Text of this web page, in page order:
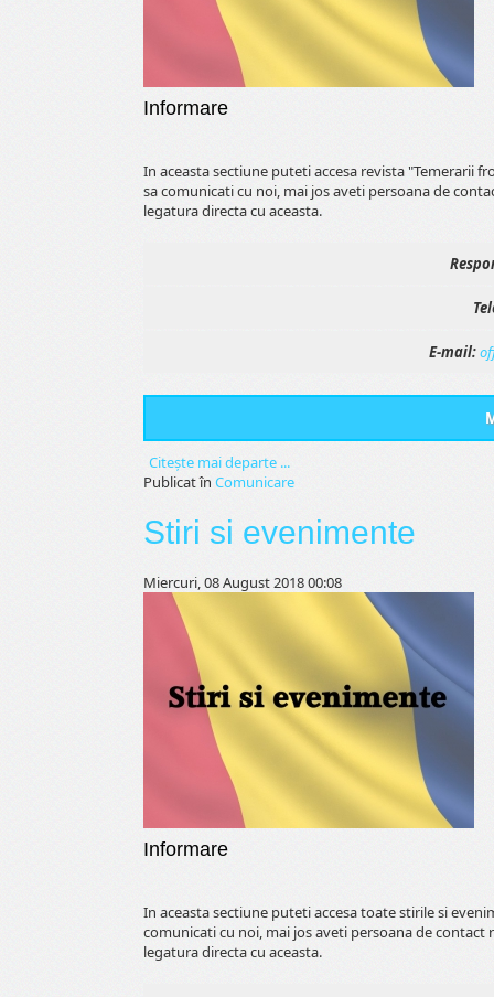
Informare
In aceasta sectiune puteti accesa revista "Temerarii
sa comunicati cu noi, mai jos aveti persoana de
legatura directa cu aceasta.
E-mail:
Citeşte mai departe ...
Publicat în Comunicare
Stiri si evenimente
Miercuri, 08 August 2018 00:08
Informare
In aceasta sectiune puteti accesa toate stirile si
comunicati cu noi, mai jos aveti persoana de
legatura directa cu aceasta.